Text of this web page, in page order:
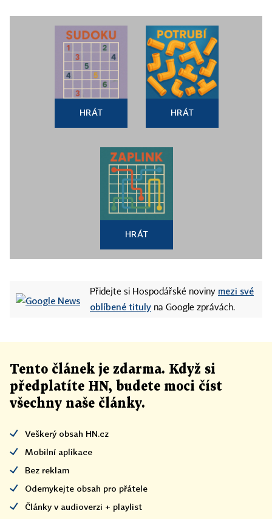
HRÁT HRÁT
HRÁT
Přidejte si Hospodářské noviny mezi své
oblíbené tituly na Google zprávách.
Tento článek je zdarma. Když si
předplatíte HN, budete moci číst
všechny naše články.
Veškerý obsah HN.cz
Mobilní aplikace
Bez reklam
Odemykejte obsah pro přátele
Články v audioverzi + playlist